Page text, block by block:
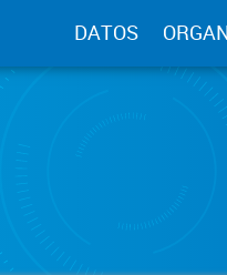
DATOS